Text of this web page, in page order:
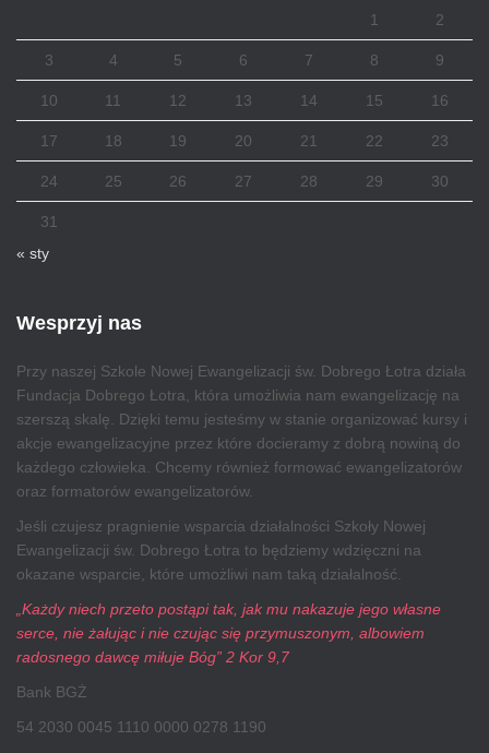
1 2
3 4 5 6 7 8 9
10 11 12 13 14 15 16
17 18 19 20 21 22 23
24 25 26 27 28 29 30
31
« sty
Wesprzyj nas
Przy naszej Szkole Nowej Ewangelizacji św. Dobrego Łotra działa
Fundacja Dobrego Łotra, która umożliwia nam ewangelizację na
szerszą skalę. Dzięki temu jesteśmy w stanie organizować kursy i
akcje ewangelizacyjne przez które docieramy z dobrą nowiną do
każdego człowieka. Chcemy również formować ewangelizatorów
oraz formatorów ewangelizatorów.
Jeśli czujesz pragnienie wsparcia działalności Szkoły Nowej
Ewangelizacji św. Dobrego Łotra to będziemy wdzięczni na
okazane wsparcie, które umożliwi nam taką działalność.
„Każdy niech przeto postąpi tak, jak mu nakazuje jego własne
serce, nie żałując i nie czując się przymuszonym, albowiem
radosnego dawcę miłuje Bóg” 2 Kor 9,7
Bank BGŻ
54 2030 0045 1110 0000 0278 1190